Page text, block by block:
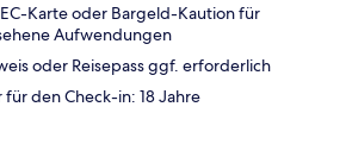
Karte oder Bargeld-Kaution für
Aufwendungen
oder Reisepass ggf. erforderlich
den Check-in: 18 Jahre